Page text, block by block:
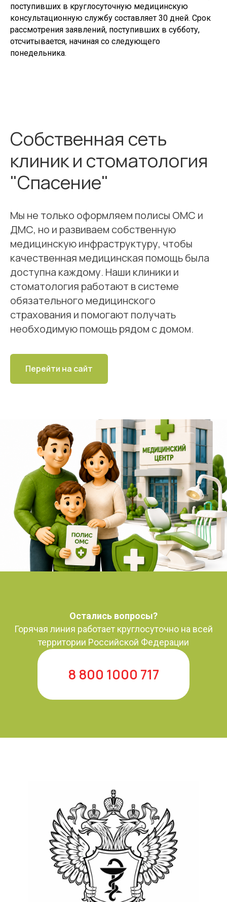
поступивших в круглосуточную медицинскую
консультационную службу составляет 30 дней. Срок
рассмотрения заявлений, поступивших в субботу,
отсчитывается, начиная со следующего
понедельника.
Собственная сеть
клиник и стоматология
"Спасение"
Мы не только оформляем полисы ОМС и
ДМС, но и развиваем собственную
медицинскую инфраструктуру, чтобы
качественная медицинская помощь была
доступна каждому. Наши клиники и
стоматология работают в системе
обязательного медицинского
страхования и помогают получать
необходимую помощь рядом с домом.
Перейти на сайт
Остались вопросы?
Горячая линия работает круглосуточно на всей
территории Российской Федерации
8 800 1000 717